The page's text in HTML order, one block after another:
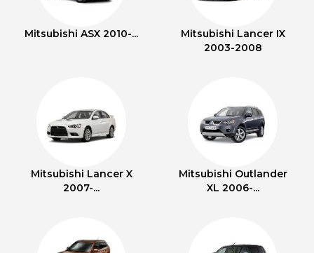
Mitsubishi ASX 2010-...
Mitsubishi Lancer IX
2003-2008
Mitsubishi Lancer X
2007-...
Mitsubishi Outlander
XL 2006-...